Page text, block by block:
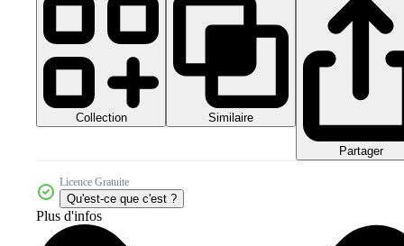
Collection Similaire
Partager
Licence Gratuite
Qu'est-ce que c'est ?
Plus d'infos